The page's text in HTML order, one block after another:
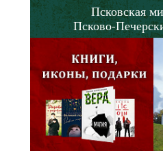
Псковская
Псково-